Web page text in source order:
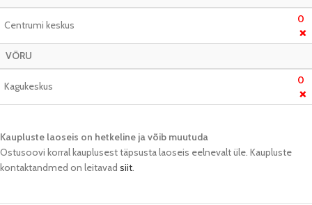
Centrumi keskus 0
❌
VÕRU
Kagukeskus 0
❌
Kaupluste laoseis on hetkeline ja võib muutuda​
Ostusoovi korral kauplusest täpsusta laoseis eelnevalt üle. Kaupluste
kontaktandmed on leitavad siit.